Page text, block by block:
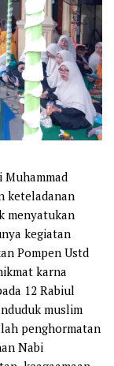
Muhammad
keteladanan
menyatukan
kegiatan
Pompen Ustd
karna
12 Rabiul
muslim
penghormatan
Nabi